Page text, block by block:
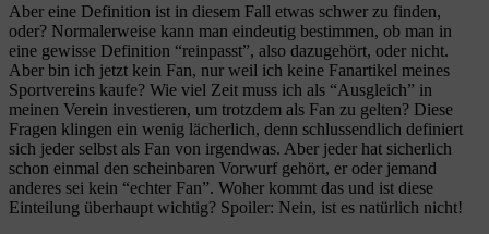
Aber eine Definition ist in diesem Fall etwas schwer zu finden,
oder? Normalerweise kann man eindeutig bestimmen, ob man in
eine gewisse Definition “reinpasst”, also dazugehört, oder nicht.
Aber bin ich jetzt kein Fan, nur weil ich keine Fanartikel meines
Sportvereins kaufe? Wie viel Zeit muss ich als “Ausgleich” in
meinen Verein investieren, um trotzdem als Fan zu gelten? Diese
Fragen klingen ein wenig lächerlich, denn schlussendlich definiert
sich jeder selbst als Fan von irgendwas. Aber jeder hat sicherlich
schon einmal den scheinbaren Vorwurf gehört, er oder jemand
anderes sei kein “echter Fan”. Woher kommt das und ist diese
Einteilung überhaupt wichtig? Spoiler: Nein, ist es natürlich nicht!